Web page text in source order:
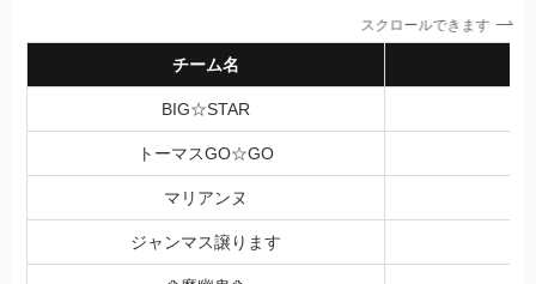
スクロールできます
チーム名
BIG☆STAR
トーマスGO☆GO
マリアンヌ
ジャンマス譲ります